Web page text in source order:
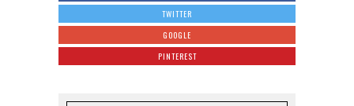
TWITTER
GOOGLE
PINTEREST